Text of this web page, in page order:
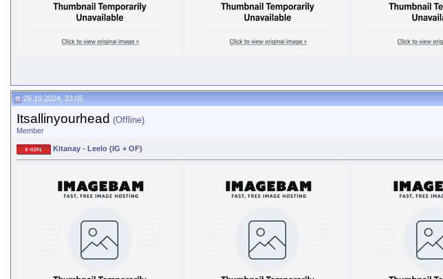
26.10.2024, 23:05
Itsallinyourhead (Offline)
Member
Kitanay - Leelo (IG + OF)